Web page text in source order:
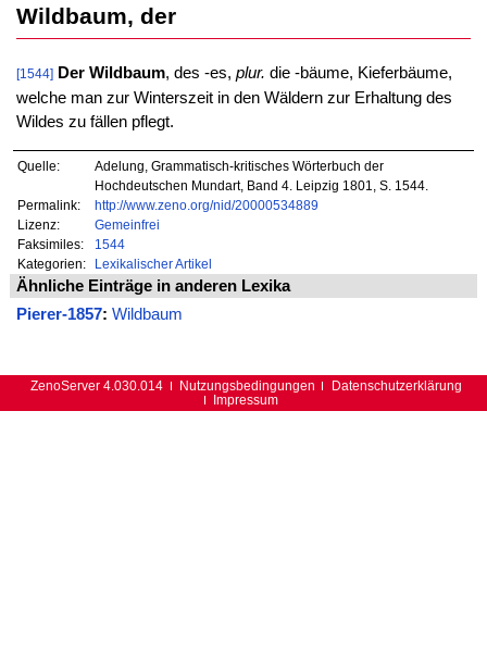
Wildbaum, der
[1544] Der Wildbaum, des -es, plur. die -bäume, Kieferbäume,
welche man zur Winterszeit in den Wäldern zur Erhaltung des
Wildes zu fällen pflegt.
Quelle:
Adelung, Grammatisch-kritisches Wörterbuch der
Hochdeutschen Mundart, Band 4. Leipzig 1801, S. 1544.
Permalink:
http://www.zeno.org/nid/20000534889
Lizenz:
Gemeinfrei
Faksimiles:
1544
Kategorien:
Lexikalischer Artikel
Ähnliche Einträge in anderen Lexika
Pierer-1857: Wildbaum
ZenoServer 4.030.014 Nutzungsbedingungen
Datenschutzerklärung
Impressum